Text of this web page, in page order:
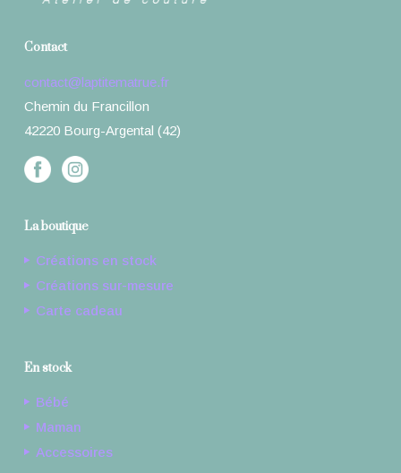
Contact
contact@laptitematrue.fr
Chemin du Francillon
42220 Bourg-Argental (42)
La boutique
Créations en stock
Créations sur-mesure
Carte cadeau
En stock
Bébé
Maman
Accessoires